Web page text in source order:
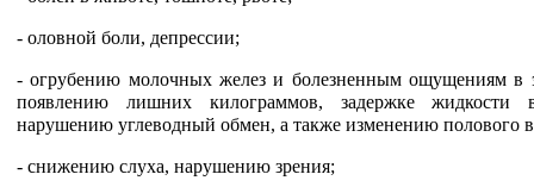
- оловной боли, депрессии;
- огрубению молочных желез и болезненным ощущениям в
появлению лишних килограммов, задержке жидкости
нарушению углеводный обмен, а также изменению полового
- снижению слуха, нарушению зрения;